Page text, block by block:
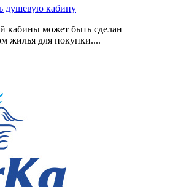
душевую кабину
кабины может быть сделан
жилья для покупки....